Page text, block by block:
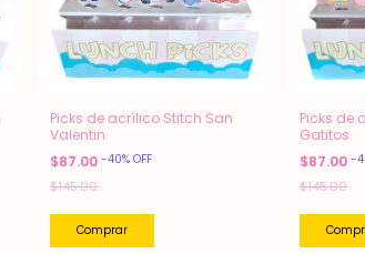
Picks de acrílico Stitch San
Valentin
$87.00 -40% OFF
$145.00
Picks de
Gatitos
$87.00 -
$145.00